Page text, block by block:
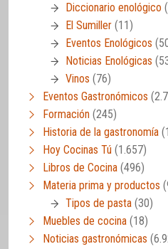
Diccionario enológico
El Sumiller (11)
Eventos Enológicos
Noticias Enológicas
Vinos (76)
Eventos Gastronómicos
Formación (245)
Historia de la gastronomía
Hoy Cocinas Tú (1.657)
Libros de Cocina (496)
Materia prima y productos
Tipos de pasta (30)
Muebles de cocina (18)
Noticias gastronómicas